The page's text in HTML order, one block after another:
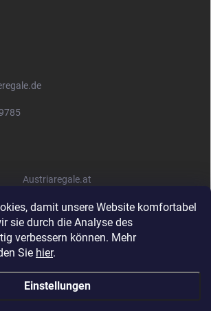
damit unsere Website komfortabel
sie durch die Analyse des
verbessern können. Mehr
Sie hier.
Einstellungen
Austriaregale.at